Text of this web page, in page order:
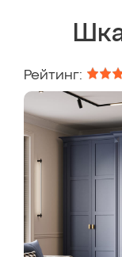
Рейтинг: